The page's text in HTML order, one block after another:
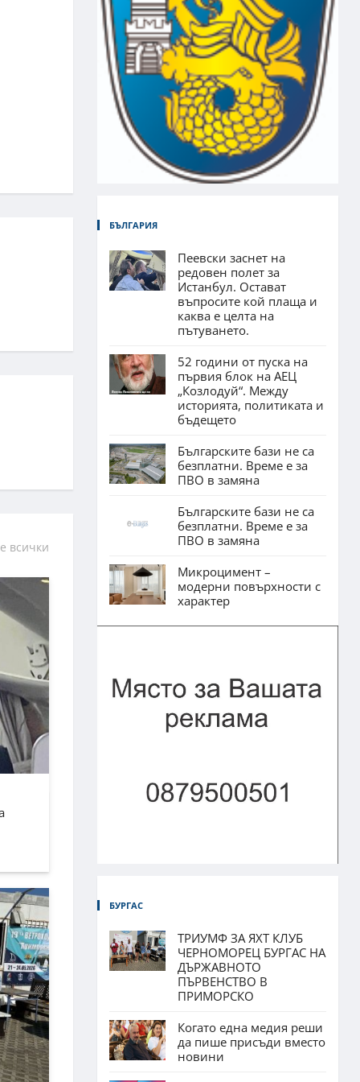
всички
БЪЛГАРИЯ
Пеевски заснет на
редовен полет за
Истанбул. Остават
въпросите кой плаща и
каква е целта на
пътуването.
52 години от пуска на
първия блок на АЕЦ
„Козлодуй“. Между
историята, политиката и
бъдещето
Българските бази не са
безплатни. Време е за
ПВО в замяна
Българските бази не са
безплатни. Време е за
ПВО в замяна
Микроцимент –
модерни повърхности с
характер
БУРГАС
ТРИУМФ ЗА ЯХТ КЛУБ
ЧЕРНОМОРЕЦ БУРГАС НА
ДЪРЖАВНОТО
ПЪРВЕНСТВО В
ПРИМОРСКО
Когато една медия реши
да пише присъди вместо
новини